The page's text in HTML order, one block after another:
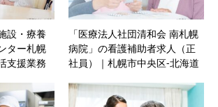
設・療養
ター札幌
支援業務
白石区‐北
「医療法人社団清和会 南札幌
病院」の看護補助者求人（正
社員）｜札幌市中央区‐北海道